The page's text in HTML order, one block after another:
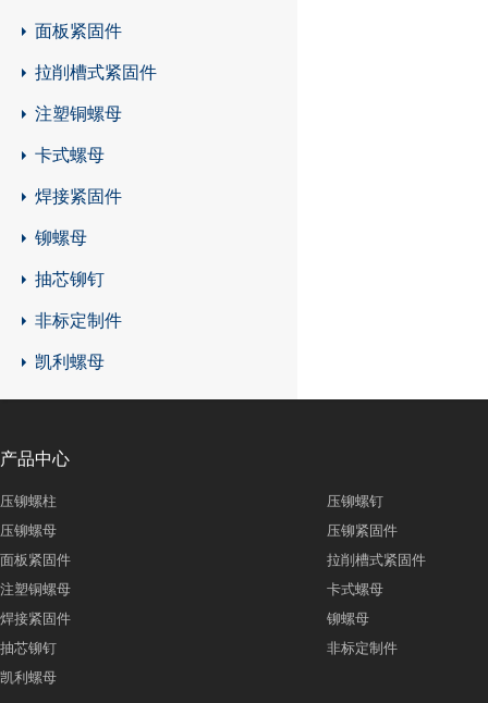
面板紧固件
拉削槽式紧固件
注塑铜螺母
卡式螺母
焊接紧固件
铆螺母
抽芯铆钉
非标定制件
凯利螺母
产品中心
压铆螺柱
压铆螺钉
压铆螺母
压铆紧固件
面板紧固件
拉削槽式紧固件
注塑铜螺母
卡式螺母
焊接紧固件
铆螺母
抽芯铆钉
非标定制件
凯利螺母